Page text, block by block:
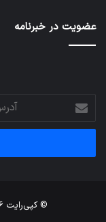
عضویت در خبرنامه
آدرس
ایمیل
خود
وارد
© کپی‌رایت 2026